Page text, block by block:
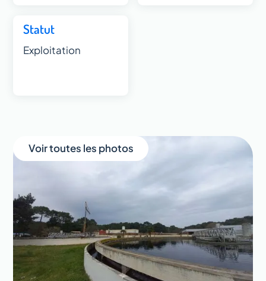
Statut
Exploitation
Voir toutes les photos